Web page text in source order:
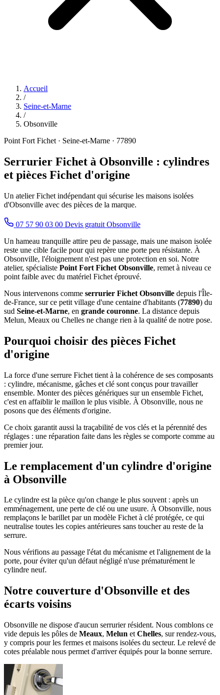
Accueil
/
Seine-et-Marne
/
Obsonville
Point Fort Fichet · Seine-et-Marne · 77890
Serrurier Fichet à Obsonville : cylindres
et pièces Fichet d'origine
Un atelier Fichet indépendant qui sécurise les maisons isolées
d'Obsonville avec des pièces de la marque.
07 57 90 03 00 Devis gratuit Obsonville
Un hameau tranquille attire peu de passage, mais une maison isolée
reste une cible facile pour qui repère une porte peu résistante. À
Obsonville, l'éloignement n'est pas une protection en soi. Notre
atelier, spécialiste Point Fort Fichet Obsonville, remet à niveau ce
point faible avec du matériel Fichet éprouvé.
Nous intervenons comme serrurier Fichet Obsonville depuis l'Île-
de-France, sur ce petit village d'une centaine d'habitants (77890) du
sud Seine-et-Marne, en grande couronne. La distance depuis
Melun, Meaux ou Chelles ne change rien à la qualité de notre pose.
Pourquoi choisir des pièces Fichet
d'origine
La force d'une serrure Fichet tient à la cohérence de ses composants
: cylindre, mécanisme, gâches et clé sont conçus pour travailler
ensemble. Monter des pièces génériques sur un ensemble Fichet,
c'est en affaiblir le maillon le plus visible. À Obsonville, nous ne
posons que des éléments d'origine.
Ce choix garantit aussi la traçabilité de vos clés et la pérennité des
réglages : une réparation faite dans les règles se comporte comme au
premier jour.
Le remplacement d'un cylindre d'origine
à Obsonville
Le cylindre est la pièce qu'on change le plus souvent : après un
emménagement, une perte de clé ou une usure. À Obsonville, nous
remplaçons le barillet par un modèle Fichet à clé protégée, ce qui
neutralise toutes les copies antérieures sans toucher au reste de la
serrure.
Nous vérifions au passage l'état du mécanisme et l'alignement de la
porte, pour éviter qu'un défaut négligé n'use prématurément le
cylindre neuf.
Notre couverture d'Obsonville et des
écarts voisins
Obsonville ne dispose d'aucun serrurier résident. Nous comblons ce
vide depuis les pôles de Meaux, Melun et Chelles, sur rendez-vous,
y compris pour les fermes et maisons isolées du secteur. Le relevé de
cotes préalable nous permet d'arriver équipés pour la bonne serrure.